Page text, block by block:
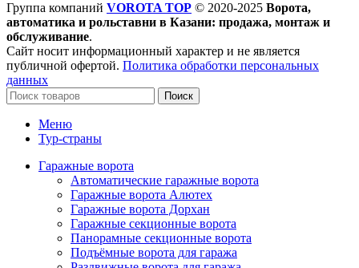
Группа компаний VOROTA TOP © 2020-2025 Ворота,
автоматика и рольставни в Казани: продажа, монтаж и
обслуживание.
Сайт носит информационный характер и не является
публичной офертой. Политика обработки персональных
данных
Поиск
Меню
Тур-страны
Гаражные ворота
Автоматические гаражные ворота
Гаражные ворота Алютех
Гаражные ворота Дорхан
Гаражные секционные ворота
Панорамные секционные ворота
Подъёмные ворота для гаража